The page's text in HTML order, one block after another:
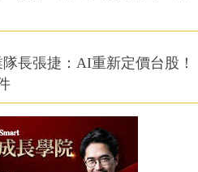
長張捷：AI重新定價台股！